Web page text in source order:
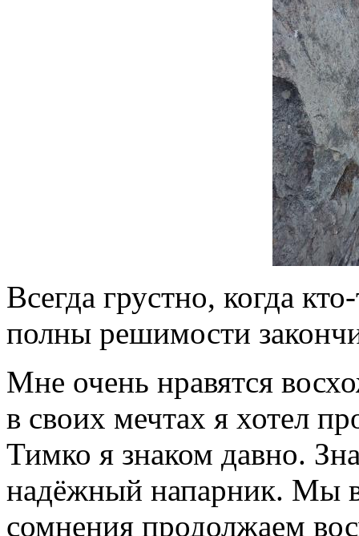
Всегда грустно, когда
полны решимости
Мне очень нравятся
в своих мечтах я хотел
Тимко я знаком давно.
надёжный напарник. Мы
сомнения продолжаем